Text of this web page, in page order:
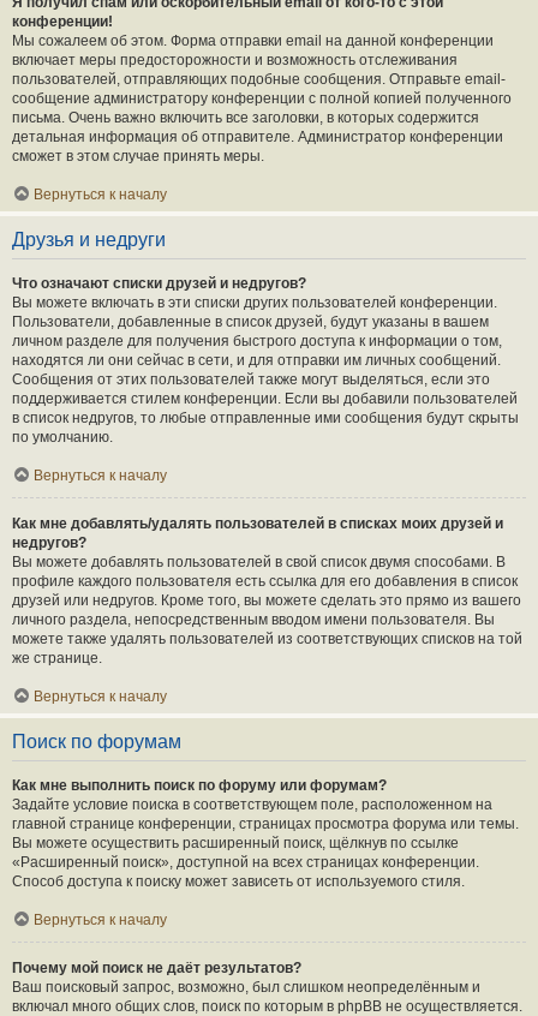
конференции!
Мы сожалеем об этом. Форма отправки email на данной конференции
включает меры предосторожности и возможность отслеживания
пользователей, отправляющих подобные сообщения. Отправьте email-
сообщение администратору конференции с полной копией полученного
письма. Очень важно включить все заголовки, в которых содержится
детальная информация об отправителе. Администратор конференции
сможет в этом случае принять меры.
Вернуться к началу
Друзья и недруги
Что означают списки друзей и недругов?
Вы можете включать в эти списки других пользователей конференции.
Пользователи, добавленные в список друзей, будут указаны в вашем
личном разделе для получения быстрого доступа к информации о том,
находятся ли они сейчас в сети, и для отправки им личных сообщений.
Сообщения от этих пользователей также могут выделяться, если это
поддерживается стилем конференции. Если вы добавили пользователей
в список недругов, то любые отправленные ими сообщения будут скрыты
по умолчанию.
Вернуться к началу
Как мне добавлять/удалять пользователей в списках моих друзей и
недругов?
Вы можете добавлять пользователей в свой список двумя способами. В
профиле каждого пользователя есть ссылка для его добавления в список
друзей или недругов. Кроме того, вы можете сделать это прямо из вашего
личного раздела, непосредственным вводом имени пользователя. Вы
можете также удалять пользователей из соответствующих списков на той
же странице.
Вернуться к началу
Поиск по форумам
Как мне выполнить поиск по форуму или форумам?
Задайте условие поиска в соответствующем поле, расположенном на
главной странице конференции, страницах просмотра форума или темы.
Вы можете осуществить расширенный поиск, щёлкнув по ссылке
«Расширенный поиск», доступной на всех страницах конференции.
Способ доступа к поиску может зависеть от используемого стиля.
Вернуться к началу
Почему мой поиск не даёт результатов?
Ваш поисковый запрос, возможно, был слишком неопределённым и
включал много общих слов, поиск по которым в phpBB не осуществляется.